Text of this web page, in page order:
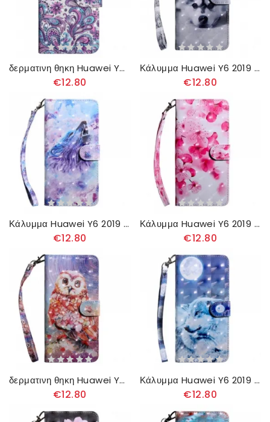
δερματινη θηκη Huawei Y6 2019 / Honor 8A Μοτίβα Λουλουδιών
€12.80
Κάλυμμα Huawei Y6 2019 / Honor 8A Ασπρόμαυρος Σκύλος
€12.80
Κάλυμμα Huawei Y6 2019 / Honor 8A Λύκος Ακουαρέλας
€12.80
Κάλυμμα Huawei Y6 2019 / Honor 8A Ροζ Λουλούδια
€12.80
δερματινη θηκη Huawei Y6 2019 / Honor 8A Κουκουβάγια Ο Ζωγράφος
€12.80
Κάλυμμα Huawei Y6 2019 / Honor 8A Φεγγαρόφωτος Λύκος
€12.80